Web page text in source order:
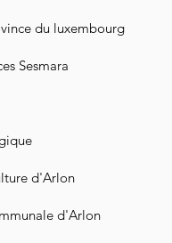
du luxembourg
Sesmara
d'Arlon
d'Arlon